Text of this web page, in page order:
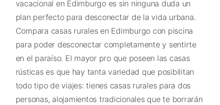
vacacional en Edimburgo es sin ninguna duda un
plan perfecto para desconectar de la vida urbana.
Compara casas rurales en Edimburgo con piscina
para poder desconectar completamente y sentirte
en el paraíso. El mayor pro que poseen las casas
rústicas es que hay tanta variedad que posibilitan
todo tipo de viajes: tienes casas rurales para dos
personas, alojamientos tradicionales que te borrarán